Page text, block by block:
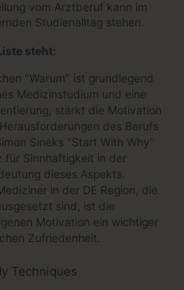
vom Arztberuf kann im
Studienalltag stehen.
steht:
"Warum" ist grundlegend
Medizinstudium und eine
stärkt die Motivation
des Berufs
Sineks "Start With Why"
für Sinnhaftigkeit in der
dieses Aspekts.
in der DE Region, die
sind, ist die
Motivation ein wichtiger
Zufriedenheit.
Techniques